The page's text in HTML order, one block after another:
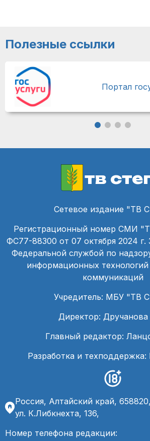
Полезные ссылки
Портал
тв
Сетевое издание "ТВ
Регистрационный номер СМИ
ФС77-88300 от 07 октября 2024 г.
Федеральной службой по
информационных
коммуникаций
Учредитель: МБУ "ТВ
Директор:
Главный редактор:
Разработка и
Россия, Алтайский край,
ул. К.Либкнехта, 136,
Номер телефона редакции: